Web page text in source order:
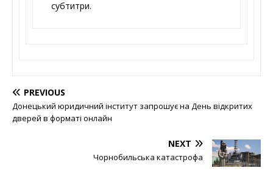
субтитри.
PREVIOUS
Донецький юридичний інститут запрошує на День відкритих
дверей в форматі онлайн
NEXT
Чорнобильська катастрофа